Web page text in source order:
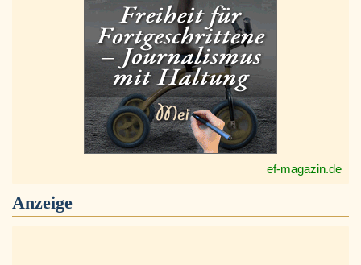
ef-magazin.de
Anzeige